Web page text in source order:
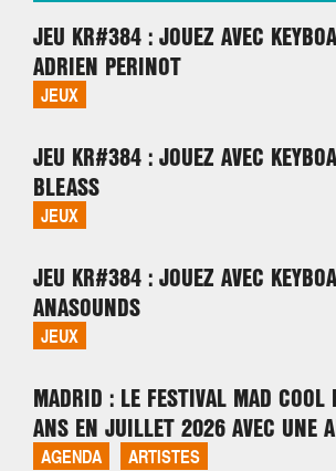
JEU KR#384 : JOUEZ AVEC
ADRIEN PERINOT
JEUX
JEU KR#384 : JOUEZ AVEC
BLEASS
JEUX
JEU KR#384 : JOUEZ AVEC
ANASOUNDS
JEUX
MADRID : LE FESTIVAL MAD COOL
ANS EN JUILLET 2026 AVEC UNE
AGENDA ARTISTES